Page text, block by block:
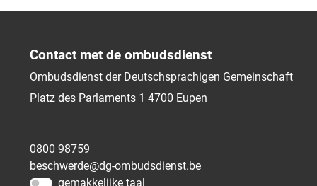
Contact met de ombudsdienst
Ombudsdienst der Deutschsprachigen Gemeinschaft
Platz des Parlaments 1 4700 Eupen
0800 98759
beschwerde@dg-ombudsdienst.be
gemakkelijke taal